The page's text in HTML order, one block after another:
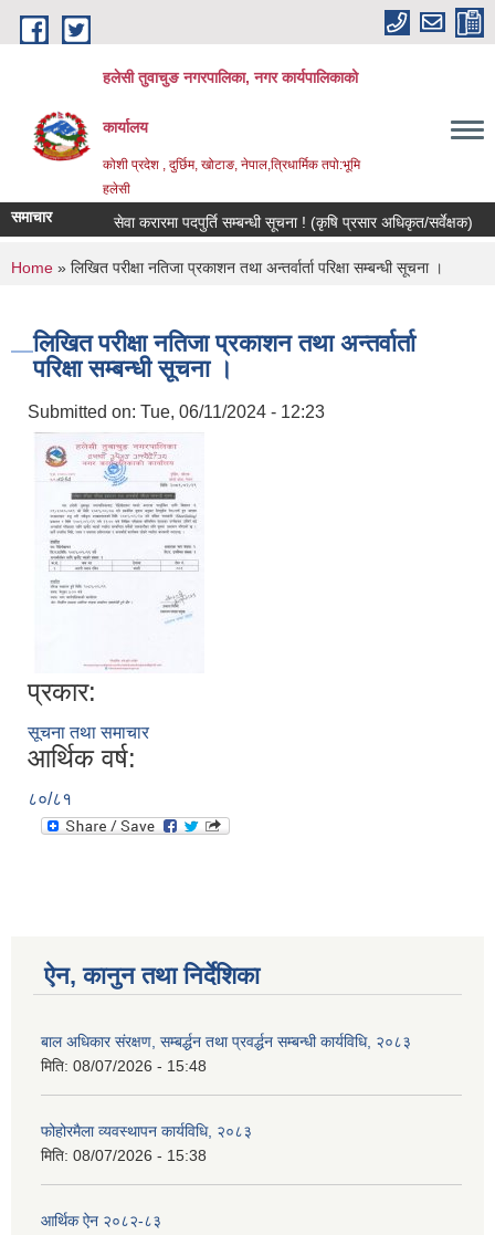
Skip to main content
हलेसी तुवाचुङ नगरपालिका, नगर कार्यपालिकाको
कार्यालय
कोशी प्रदेश , दुर्छिम, खोटाङ, नेपाल,त्रिधार्मिक तपो:भूमि
हलेसी
समाचार सेवा करारमा पदपुर्ति सम्बन्धी सूचना ! (कृषि प्रसार अधिकृत/सर्वेक्षक)
You are here
Home » लिखित परीक्षा नतिजा प्रकाशन तथा अन्तर्वार्ता परिक्षा सम्बन्धी सूचना ।
लिखित परीक्षा नतिजा प्रकाशन तथा अन्तर्वार्ता
परिक्षा सम्बन्धी सूचना ।
Submitted on: Tue, 06/11/2024 - 12:23
प्रकार:
सूचना तथा समाचार
आर्थिक वर्ष:
८०/८१
ऐन, कानुन तथा निर्देशिका
बाल अधिकार संरक्षण, सम्बर्द्धन तथा प्रवर्द्धन सम्बन्धी कार्यविधि, २०८३
मिति: 08/07/2026 - 15:48
फोहोरमैला व्यवस्थापन कार्यविधि, २०८३
मिति: 08/07/2026 - 15:38
आर्थिक ऐन २०८२-८३